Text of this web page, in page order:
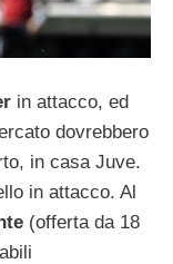
in attacco, ed
dovrebbero
in casa Juve.
in attacco. Al
(offerta da 18